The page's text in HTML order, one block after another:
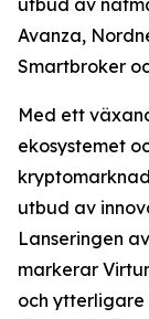
utbud av
Avanza,
Smartbroker
Med ett
ekosystemet
utbud av
Lanseringen
markerar
och ytterligare